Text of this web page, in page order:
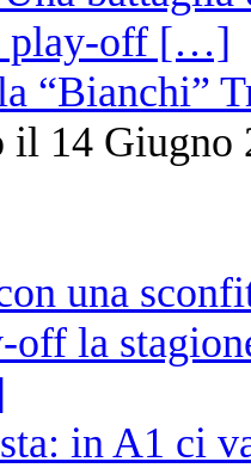
“Bianchi”
il 14 Giugno
in A1 ci